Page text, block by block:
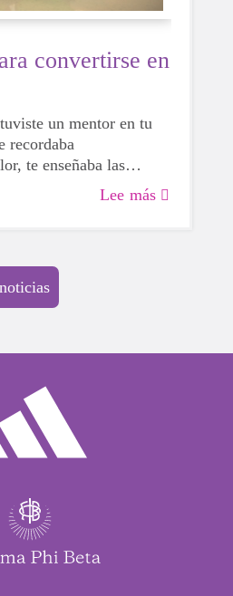
convertirse en
un mentor en tu
recordaba
te enseñaba las
es afirmativa, es
Lee más